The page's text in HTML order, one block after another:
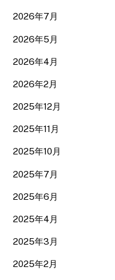
2026年7月
2026年5月
2026年4月
2026年2月
2025年12月
2025年11月
2025年10月
2025年7月
2025年6月
2025年4月
2025年3月
2025年2月